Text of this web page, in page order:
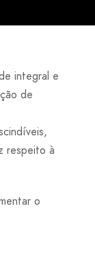
integral e
de
respeito à
o